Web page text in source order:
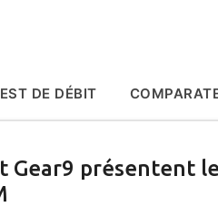
DE DÉBIT
Gear9 présentent